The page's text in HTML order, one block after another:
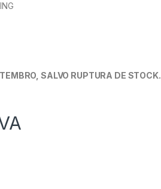
SALVO RUPTURA DE STOCK.